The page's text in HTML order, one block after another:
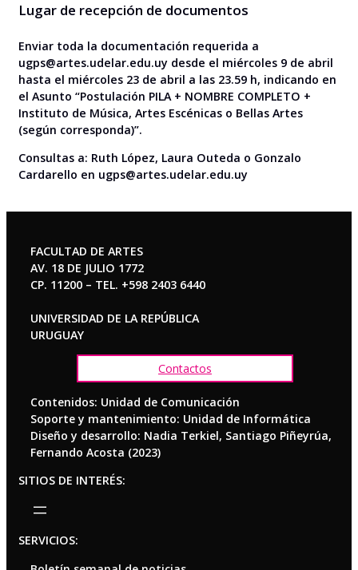
Lugar de recepción de documentos
Enviar toda la documentación requerida a
ugps@artes.udelar.edu.uy desde el miércoles 9 de abril
hasta el miércoles 23 de abril a las 23.59 h, indicando en
el Asunto “Postulación PILA + NOMBRE COMPLETO +
Instituto de Música, Artes Escénicas o Bellas Artes
(según corresponda)”.
Consultas a: Ruth López, Laura Outeda o Gonzalo
Cardarello en ugps@artes.udelar.edu.uy
FACULTAD DE ARTES
AV. 18 DE JULIO 1772
CP. 11200 – TEL. +598 2403 6440
UNIVERSIDAD DE LA REPÚBLICA
URUGUAY
Contactos
Contenidos: Unidad de Comunicación
Soporte y mantenimiento: Unidad de Informática
Diseño y desarrollo: Nadia Terkiel, Santiago Piñeyrúa,
Fernando Acosta (2023)
SITIOS DE INTERÉS:
SERVICIOS: